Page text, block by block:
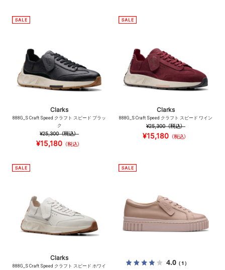
Clarks
888G_S Craft Speed クラフト スピード ブラッ
ク
¥25,300（税込）
¥15,180 （税込）
Clarks
888G_S Craft Speed クラフト スピード ワイン
¥25,300（税込）
¥15,180 （税込）
Clarks
888G_S Craft Speed クラフト スピード ホワイ
4.0（1）